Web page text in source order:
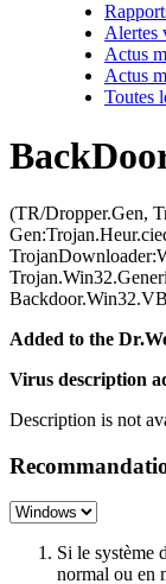
Alertes
Actus
Actus
Toutes
(TR/Dropper.Gen,
Added to the
Virus description
Description is not
Si le système
normal ou en